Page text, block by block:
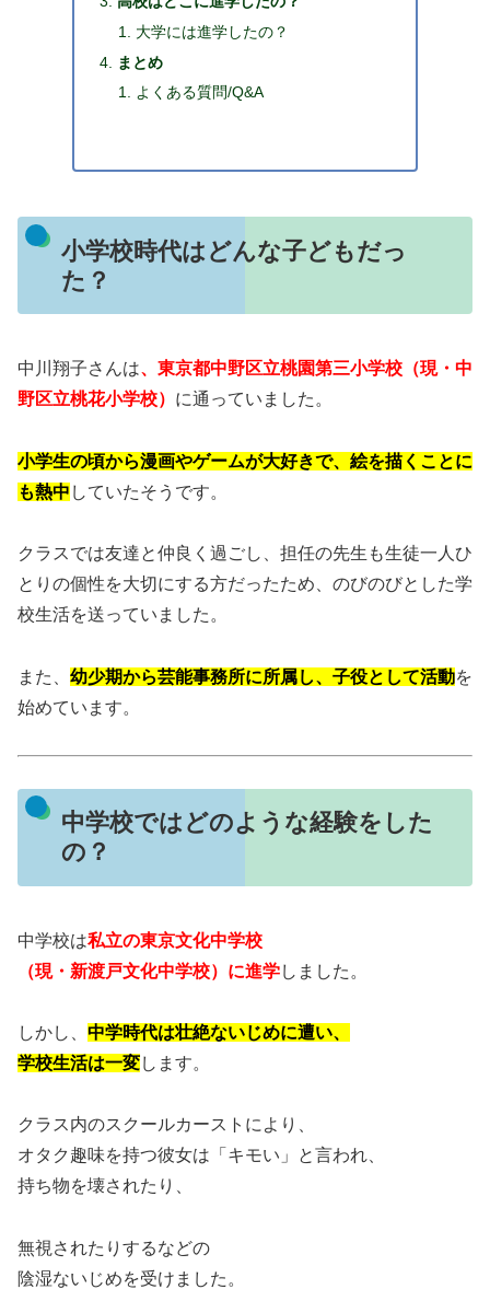
大学には進学したの？
まとめ
よくある質問/Q&A
小学校時代はどんな子どもだっ
た？
中川翔子さんは、東京都中野区立桃園第三小学校（現・中
野区立桃花小学校） に通っていました。
小学生の頃から漫画やゲームが大好きで、絵を描くことに
も熱中 していたそうです。
クラスでは友達と仲良く過ごし、担任の先生も生徒一人ひ
とりの個性を大切にする方だったため、のびのびとした学
校生活を送っていました。
また、 幼少期から芸能事務所に所属し、子役として活動を
始めています。
中学校ではどのような経験をした
の？
中学校は私立の東京文化中学校
（現・新渡戸文化中学校）に進学しました。
しかし、 中学時代は壮絶ないじめに遭い、
学校生活は一変します。
クラス内のスクールカーストにより、
オタク趣味を持つ彼女は「キモい」と言われ、
持ち物を壊されたり、
無視されたりするなどの
陰湿ないじめを受けました。